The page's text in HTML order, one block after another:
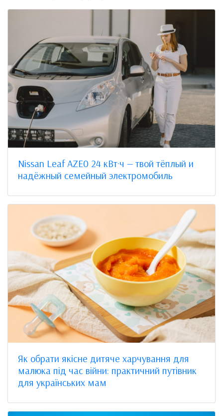
Nissan Leaf AZE0 24 кВт·ч — твой тёплый и
надёжный семейный электромобиль
Як обрати якісне дитяче харчування для
малюка під час війни: практичний путівник
для українських мам